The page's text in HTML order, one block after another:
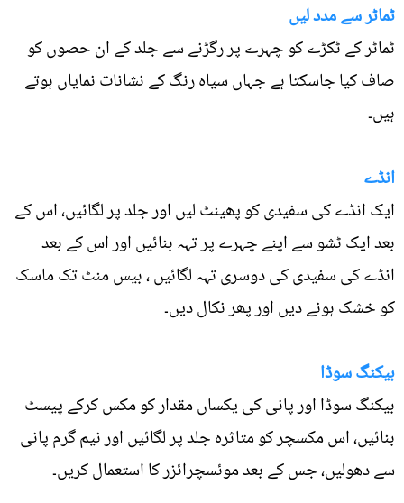
ٹماٹر سے مدد لیں
ٹماٹر کے ٹکڑے کو چہرے پر رگڑنے سے جلد کے ان حصوں کو
صاف کیا جاسکتا ہے جہاں سیاہ رنگ کے نشانات نمایاں ہوتے
ہیں۔
انڈے
ایک انڈے کی سفیدی کو پھینٹ لیں اور جلد پر لگائیں، اس کے
بعد ایک ٹشو سے اپنے چہرے پر تہہ بنائیں اور اس کے بعد
انڈے کی سفیدی کی دوسری تہہ لگائیں ، بیس منٹ تک ماسک
کو خشک ہونے دیں اور پھر نکال دیں۔
بیکنگ سوڈا
بیکنگ سوڈا اور پانی کی یکساں مقدار کو مکس کرکے پیسٹ
بنائیں، اس مکسچر کو متاثرہ جلد پر لگائیں اور نیم گرم پانی
سے دھولیں، جس کے بعد موئسچرائزر کا استعمال کریں۔